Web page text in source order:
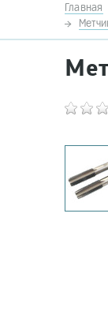
Главная